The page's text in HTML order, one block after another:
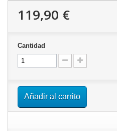
119,90 €
Cantidad
Añadir al carrito